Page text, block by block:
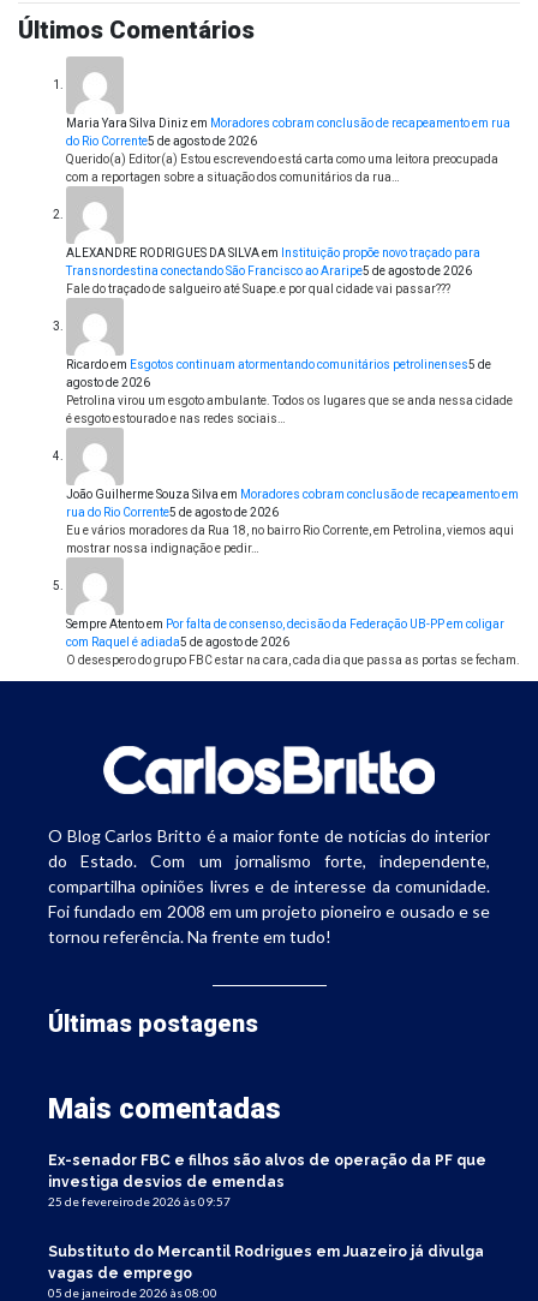
Últimos Comentários
Maria Yara Silva Diniz em Moradores cobram conclusão de recapeamento em rua
do Rio Corrente5 de agosto de 2026
Querido(a) Editor(a) Estou escrevendo está carta como uma leitora preocupada
com a reportagen sobre a situação dos comunitários da rua…
ALEXANDRE RODRIGUES DA SILVAem
Instituição propõe novo traçado para
Transnordestina conectando São Francisco ao Araripe5 de agosto de 2026
Fale do traçado de salgueiro até Suape.e por qual cidade vai passar???
Ricardoem Esgotos continuam atormentando comunitários petrolinenses5 de
agosto de 2026
Petrolina virou um esgoto ambulante. Todos os lugares que se anda nessa cidade
é esgoto estourado e nas redes sociais…
João Guilherme Souza Silva em Moradores cobram conclusão de recapeamento em
rua do Rio Corrente5 de agosto de 2026
Eu e vários moradores da Rua 18, no bairro Rio Corrente, em Petrolina, viemos aqui
mostrar nossa indignação e pedir…
Sempre Atentoem Por falta de consenso, decisão da Federação UB-PP em coligar
com Raquel é adiada5 de agosto de 2026
O desespero do grupo FBC estar na cara, cada dia que passa as portas se fecham.
O Blog Carlos Britto é a maior fonte de notícias do interior
do Estado. Com um jornalismo forte, independente,
compartilha opiniões livres e de interesse da comunidade.
Foi fundado em 2008 em um projeto pioneiro e ousado e se
tornou referência. Na frente em tudo!
Últimas postagens
Mais comentadas
Ex-senador FBC e filhos são alvos de operação da PF que
investiga desvios de emendas
25 de fevereiro de 2026 às 09:57
Substituto do Mercantil Rodrigues em Juazeiro já divulga
vagas de emprego
05 de janeiro de 2026 às 08:00